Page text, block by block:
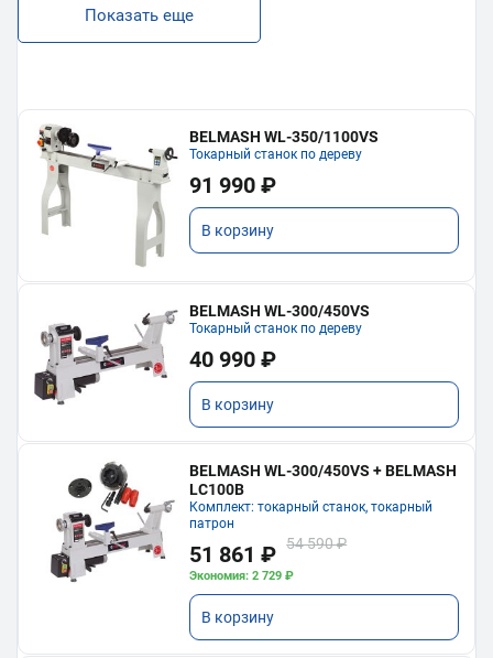
Показать еще
BELMASH WL-350/1100VS
Токарный станок по дереву
91 990 ₽
В корзину
BELMASH WL-300/450VS
Токарный станок по дереву
40 990 ₽
В корзину
BELMASH WL-300/450VS + BELMASH
LC100B
Комплект: токарный станок, токарный
патрон
51 861 ₽ 54 590 ₽
Экономия: 2 729 ₽
В корзину